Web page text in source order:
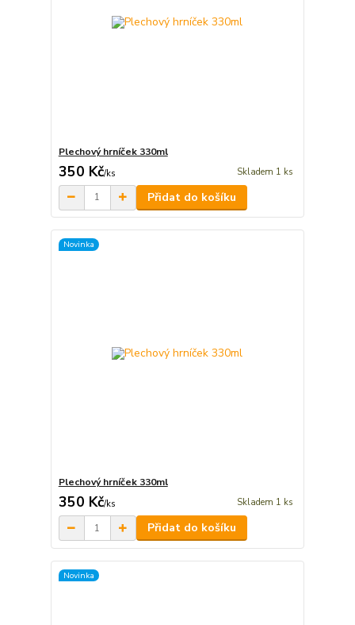
Plechový hrníček 330ml
350 Kč/ks Skladem 1 ks
Přidat do košíku
Novinka
Plechový hrníček 330ml
350 Kč/ks Skladem 1 ks
Přidat do košíku
Novinka